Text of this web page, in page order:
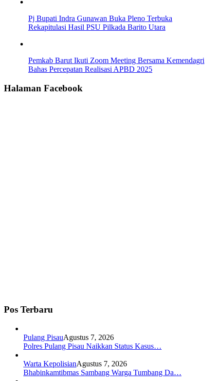
Pj Bupati Indra Gunawan Buka Pleno Terbuka
Rekapitulasi Hasil PSU Pilkada Barito Utara
Pemkab Barut Ikuti Zoom Meeting Bersama Kemendagri
Bahas Percepatan Realisasi APBD 2025
Halaman Facebook
Pos Terbaru
Pulang PisauAgustus 7, 2026
Polres Pulang Pisau Naikkan Status Kasus…
Warta KepolisianAgustus 7, 2026
Bhabinkamtibmas Sambang Warga Tumbang Da…